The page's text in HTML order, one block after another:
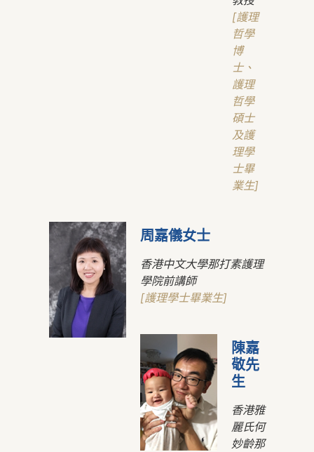
[護理
哲學
博
士、
護理
哲學
碩士
及護
理學
士畢
業生]
周嘉儀女士
香港中文大學那打素護理
學院前講師
[護理學士畢業生]
陳嘉
敬先
生
香港雅
麗氏何
妙齡那